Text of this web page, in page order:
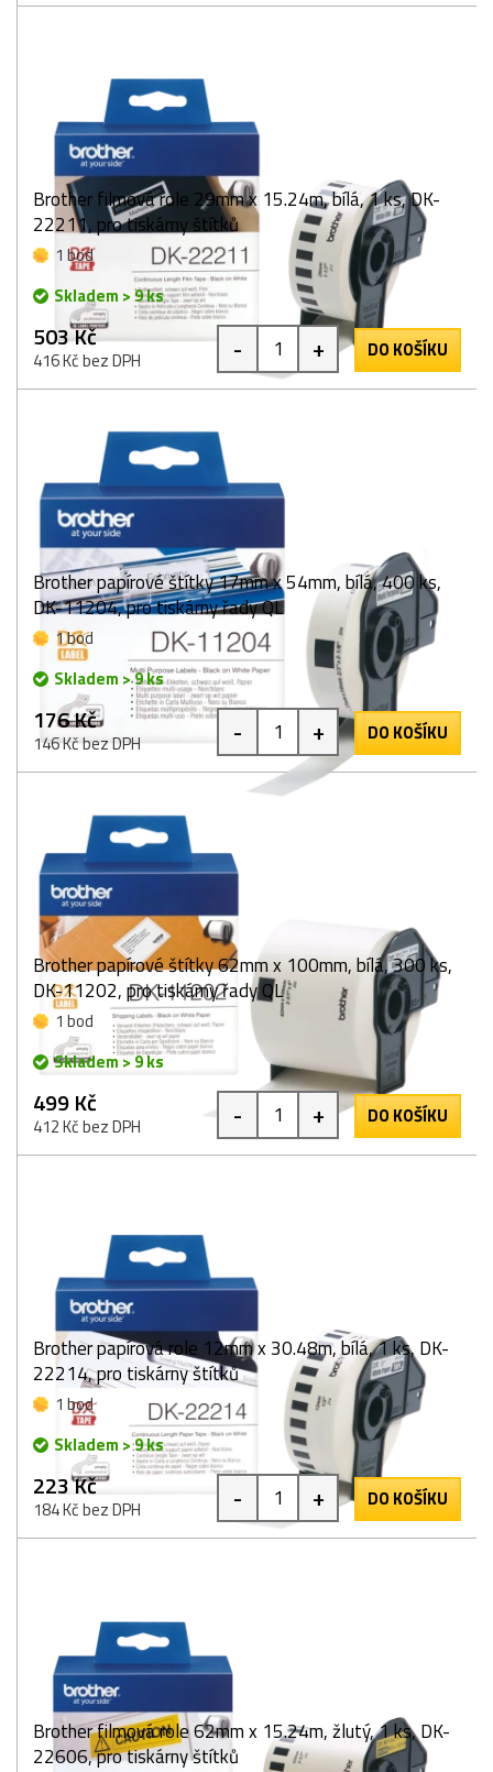
Brother filmová role 29mm x 15.24m, bílá, 1 ks, DK-
22211, pro tiskárny štítků
1 bod
Skladem > 9 ks
503 Kč
416 Kč bez DPH - + DO KOŠÍKU
Brother papírové štítky 17mm x 54mm, bílá, 400 ks,
DK-11204, pro tiskárny řady QL
1 bod
Skladem > 9 ks
176 Kč
146 Kč bez DPH - + DO KOŠÍKU
Brother papírové štítky 62mm x 100mm, bílá, 300 ks,
DK-11202, pro tiskárny řady QL
1 bod
Skladem > 9 ks
499 Kč
412 Kč bez DPH - + DO KOŠÍKU
Brother papírová role 12mm x 30.48m, bílá, 1 ks, DK-
22214, pro tiskárny štítků
1 bod
Skladem > 9 ks
223 Kč
184 Kč bez DPH - + DO KOŠÍKU
Brother filmová role 62mm x 15.24m, žlutý, 1 ks, DK-
22606, pro tiskárny štítků